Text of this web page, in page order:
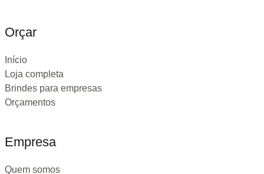
Orçar
Início
Loja completa
Brindes para empresas
Orçamentos
Empresa
Quem somos